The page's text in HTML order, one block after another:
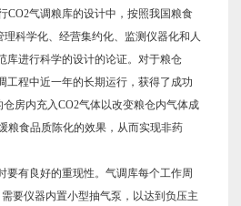
CO2气调粮库的设计中，按照我国粮食
科学化、经营集约化、监测仪器化和人
库进行科学的设计的论证。对于粮仓
工程中近一年的长期运行，获得了成功
房内充入CO2气体以改变粮仓内气体成
粮食品质陈化的效果，从而实现非药
要有良好的重现性。气调库每个工作周
要仪器内置小型抽气泵，以达到负压主